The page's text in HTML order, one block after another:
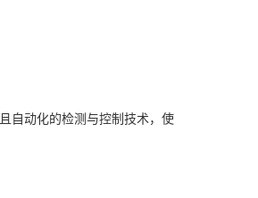
自动化的检测与控制技术，使